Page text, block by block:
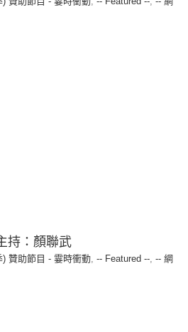
持：顏聯武
) 贊助節目 - 霎時衝動, -- Featured --, -- 網